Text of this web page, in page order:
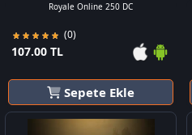
Royale Online 250 DC
(0)
107.00 TL
Sepete Ekle